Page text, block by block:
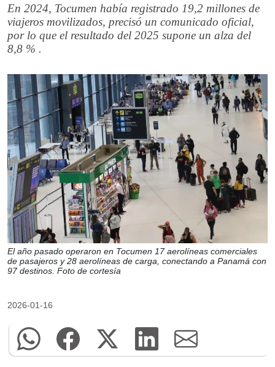
En 2024, Tocumen había registrado 19,2 millones de
viajeros movilizados, precisó un comunicado oficial,
por lo que el resultado del 2025 supone un alza del
8,8 % .
El año pasado operaron en Tocumen 17 aerolíneas comerciales
de pasajeros y 28 aerolíneas de carga, conectando a Panamá con
97 destinos. Foto de cortesía
2026-01-16